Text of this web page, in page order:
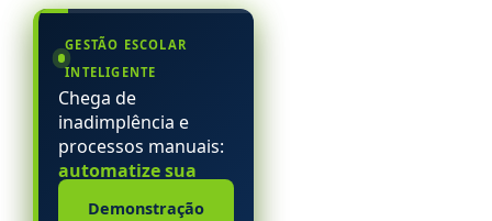
GESTÃO ESCOLAR
INTELIGENTE
Chega de
inadimplência e
processos manuais:
automatize sua
escola particular.
Demonstração